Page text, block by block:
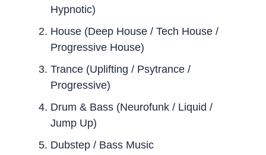
Hypnotic)
House (Deep House / Tech House /
Progressive House)
Trance (Uplifting / Psytrance /
Progressive)
Drum & Bass (Neurofunk / Liquid /
Jump Up)
Dubstep / Bass Music